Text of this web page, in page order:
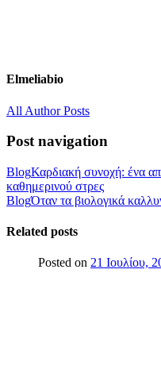
Elmeliabio
All Author Posts
Post navigation
BlogΚαρδιακή συνοχή: ένα
καθημερινού στρες
BlogΌταν τα βιολογικά
Related posts
Posted on 21 Ιουλίου,